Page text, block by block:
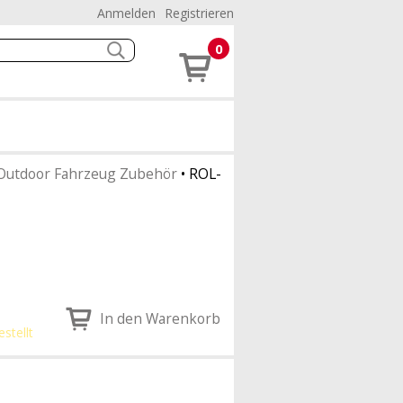
Anmelden Registrieren
0
Fahrzeug Zubehör • ROL-
In den Warenkorb